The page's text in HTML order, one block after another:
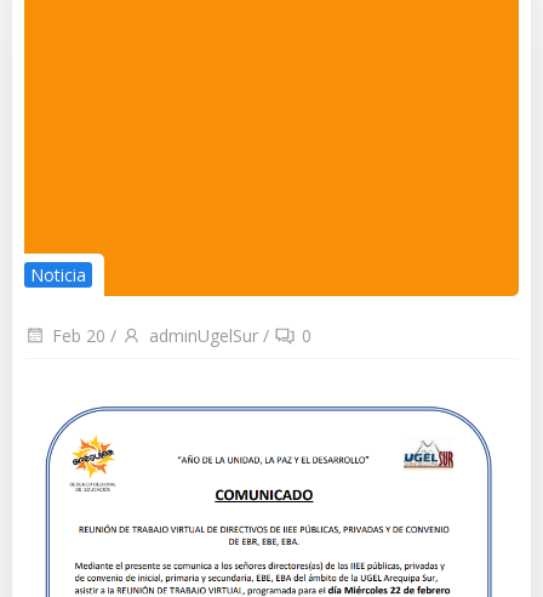
Noticia
Feb 20 / adminUgelSur / 0